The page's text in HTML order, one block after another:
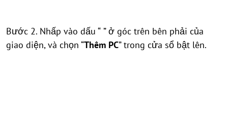
Bước 2. Nhấp vào dấu “ ” ở góc trên bên phải của
giao diện, và chọn “Thêm PC” trong cửa sổ bật lên.